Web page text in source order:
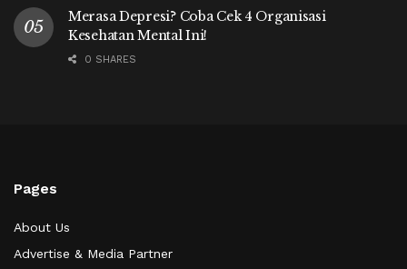
Merasa Depresi? Coba Cek 4 Organisasi
Kesehatan Mental Ini!
0 SHARES
Pages
About Us
Advertise & Media Partner